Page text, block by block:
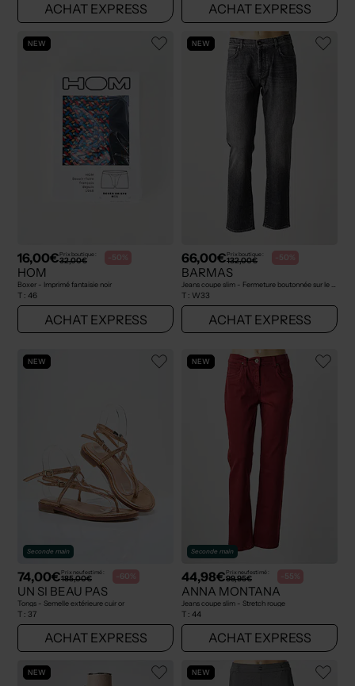
ACHAT EXPRESS ACHAT EXPRESS
NEW
16,00€Prix boutique :
32,00€ -50%
HOM
Boxer - Imprimé fantaisie noir
T : 46
ACHAT EXPRESS
NEW
66,00€Prix boutique :
132,00€ -50%
BARMAS
T : W33
ACHAT EXPRESS
NEW
Seconde main
74,00€Prix neuf estimé :
185,00€ -60%
UN SI BEAU PAS
Tongs - Semelle extérieure cuir or
T : 37
ACHAT EXPRESS
NEW
Seconde main
44,98€Prix neuf estimé :
99,95€ -55%
ANNA MONTANA
Jeans coupe slim - Stretch rouge
T : 44
ACHAT EXPRESS
NEW NEW